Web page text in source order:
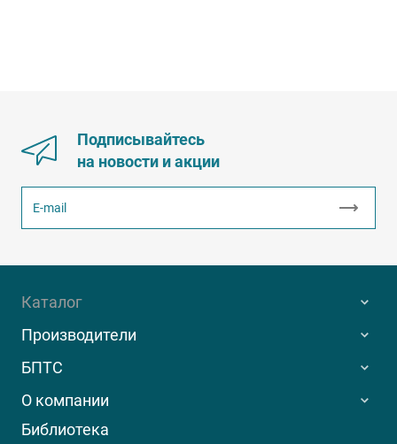
Подписывайтесь
на новости и акции
Каталог
Производители
БПТС
О компании
Библиотека